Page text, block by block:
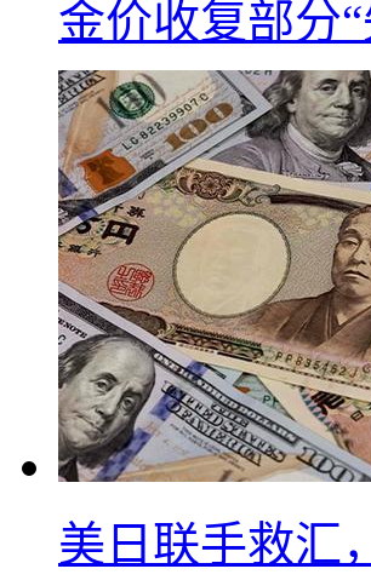
金价收复部分
美日联手救汇